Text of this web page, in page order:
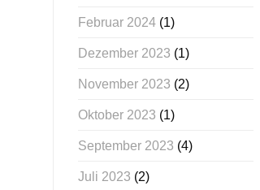
Februar 2024(1)
Dezember 2023 (1)
November 2023 (2)
Oktober 2023 (1)
September 2023 (4)
Juli 2023 (2)